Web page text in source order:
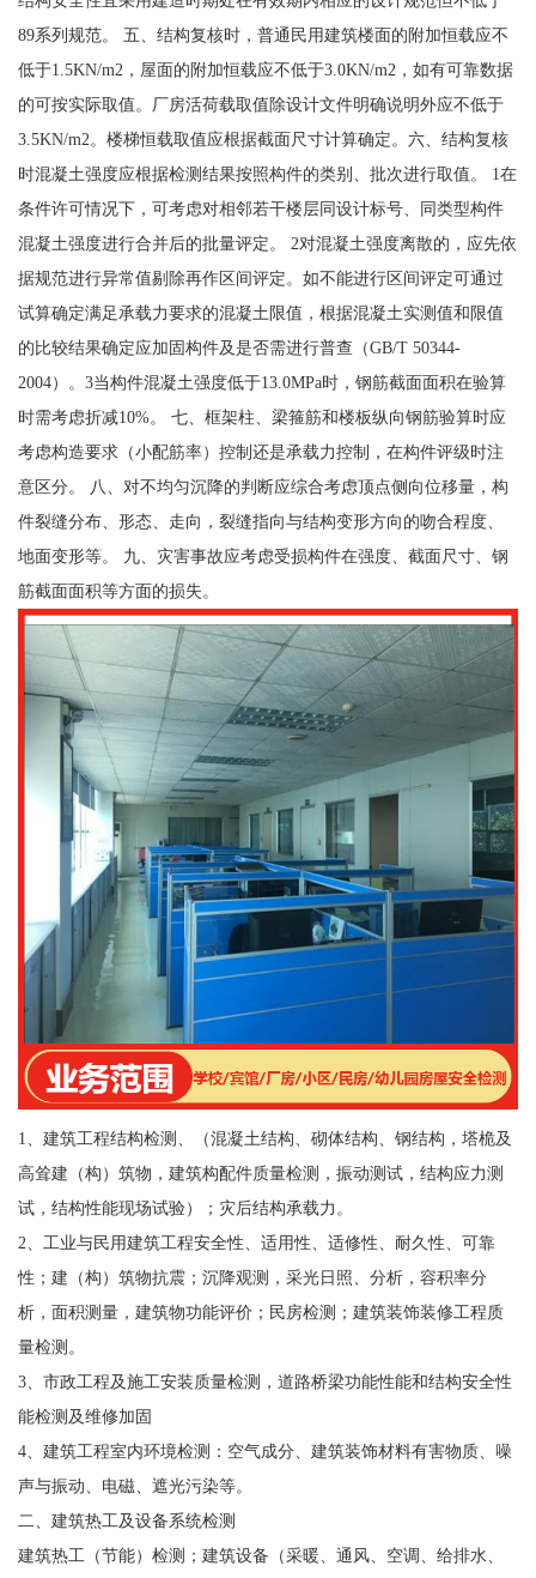
89系列规范。 五、结构复核时，普通民用建筑楼面的附加恒载应不
低于1.5KN/m2，屋面的附加恒载应不低于3.0KN/m2，如有可靠数据
的可按实际取值。厂房活荷载取值除设计文件明确说明外应不低于
3.5KN/m2。楼梯恒载取值应根据截面尺寸计算确定。六、结构复核
时混凝土强度应根据检测结果按照构件的类别、批次进行取值。 1在
条件许可情况下，可考虑对相邻若干楼层同设计标号、同类型构件
混凝土强度进行合并后的批量评定。 2对混凝土强度离散的，应先依
据规范进行异常值剔除再作区间评定。如不能进行区间评定可通过
试算确定满足承载力要求的混凝土限值，根据混凝土实测值和限值
的比较结果确定应加固构件及是否需进行普查（GB/T 50344-
2004）。3当构件混凝土强度低于13.0MPa时，钢筋截面面积在验算
时需考虑折减10%。 七、框架柱、梁箍筋和楼板纵向钢筋验算时应
考虑构造要求（小配筋率）控制还是承载力控制，在构件评级时注
意区分。 八、对不均匀沉降的判断应综合考虑顶点侧向位移量，构
件裂缝分布、形态、走向，裂缝指向与结构变形方向的吻合程度、
地面变形等。 九、灾害事故应考虑受损构件在强度、截面尺寸、钢
筋截面面积等方面的损失。
1、建筑工程结构检测、（混凝土结构、砌体结构、钢结构，塔桅及
高耸建（构）筑物，建筑构配件质量检测，振动测试，结构应力测
试，结构性能现场试验）；灾后结构承载力。
2、工业与民用建筑工程安全性、适用性、适修性、耐久性、可靠
性；建（构）筑物抗震；沉降观测，采光日照、分析，容积率分
析，面积测量，建筑物功能评价；民房检测；建筑装饰装修工程质
量检测。
3、市政工程及施工安装质量检测，道路桥梁功能性能和结构安全性
能检测及维修加固
4、建筑工程室内环境检测：空气成分、建筑装饰材料有害物质、噪
声与振动、电磁、遮光污染等。
二、建筑热工及设备系统检测
建筑热工（节能）检测；建筑设备（采暖、通风、空调、给排水、